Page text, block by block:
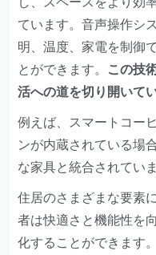
ています。音声操作シ
明、温度、家電を制御
とができます。
この技
活への道を切り開いて
例えば、スマートコー
ンが内蔵されている場
な家具と統合されていま
住居のさまざまな要素
者は快適さと機能性を
化することができます。